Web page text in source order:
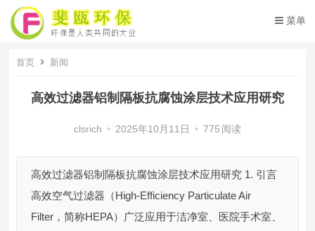
菜单
首页 新闻
高效过滤器铝制隔板抗腐蚀涂层技术应用研究
clsrich • 2025年10月11日 • 775 阅读
高效过滤器铝制隔板抗腐蚀涂层技术应用研究 1. 引言
高效空气过滤器（High-Efficiency Particulate Air
Filter，简称HEPA）广泛应用于洁净室、医院手术室、